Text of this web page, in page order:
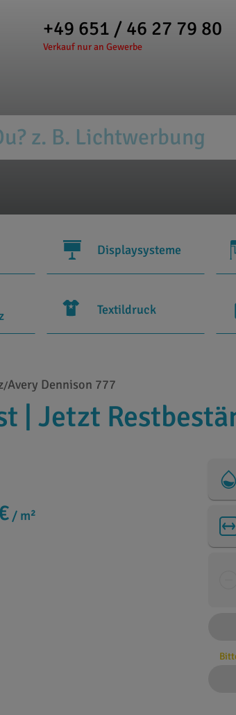
+49 651 / 46 27 79 80
Verkauf nur an Gewerbe
Displaysysteme
Textildruck
/Avery Dennison 777
| Jetzt
/ m²